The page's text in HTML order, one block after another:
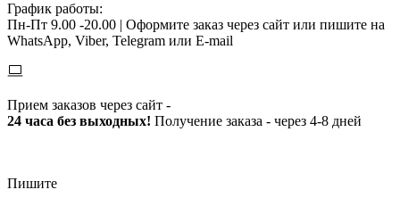
График работы:
Пн-Пт 9.00 -20.00 | Оформите заказ через сайт или пишите на
WhatsApp, Viber, Telegram или E-mail
Прием заказов через сайт -
24 часа без выходных! Получение заказа - через 4-8 дней
Пишите